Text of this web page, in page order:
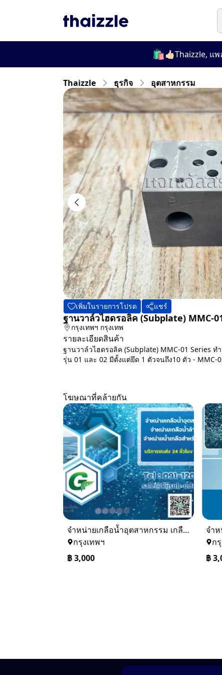
👍🏻Thaizzle, แพลต
Thaizzle ธุรกิจ อุตสาหกรรม
เพิ่มในรายการโปรด แชร์
ฐานวาล์วไฮดรอลิค (Subplate) MMC-
กรุงเทพฯ กรุงเทพ
รายละเอียดสินค้า
ฐานวาล์วไฮดรอลิค (Subplate) MMC-01 Series
รุ่น 01 และ 02 มีตั้งแต่ยึด 1 ตัวจนถึง10 ตัว - MMC-
โฆษณาที่คล้ายกัน
จำหน่ายเกลือน้ำอุตสาหกรรม เกลือน้ำล้างเรซิ่น
กรุงเทพฯ
฿3,000
ก
฿